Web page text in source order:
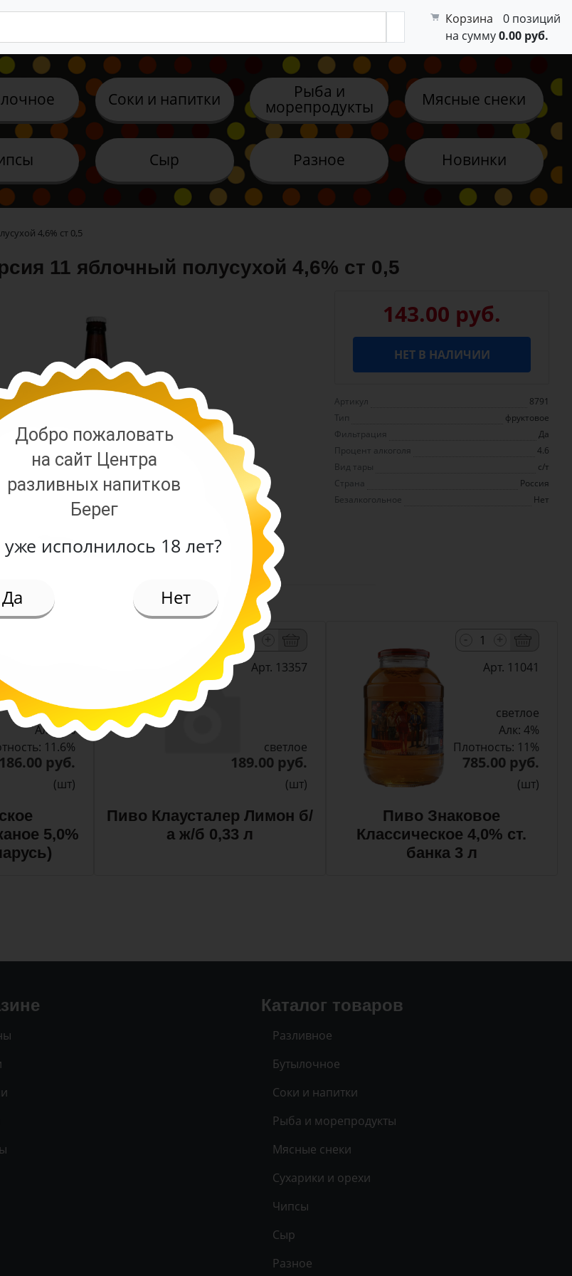
Корзина
0 позиций
на сумму0.00 руб.
Соки и напитки Рыба и
морепродукты Мясные снеки
Сыр Разное Новинки
4,6% ст 0,5
11 яблочный полусухой 4,6% ст 0,5
143.00 руб.
НЕТ В НАЛИЧИИ
Артикул
8791
Тип
фруктовое
Фильтрация
Да
Процент алкоголя
4.6
Вид тары
с/т
Страна
Россия
Безалкогольное
Нет
темное
Алк: 5%
11.6%
186.00 руб.
(шт)
5,0%
Арт. 13357
светлое
189.00 руб.
(шт)
Пиво Клаусталер Лимон б/
а ж/б 0,33 л
Арт. 11041
светлое
Алк: 4%
Плотность: 11%
785.00 руб.
(шт)
Пиво Знаковое
Классическое 4,0% ст.
банка 3 л
Каталог товаров
Разливное
Бутылочное
Соки и напитки
Рыба и морепродукты
Мясные снеки
Сухарики и орехи
Чипсы
Сыр
Разное
Добро пожаловать
на сайт Центра
разливных напитков
Берег
исполнилось 18 лет?
Да Нет